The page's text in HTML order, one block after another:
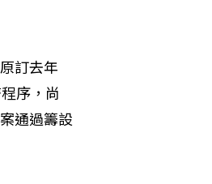
訂去年
序，尚
通過籌設